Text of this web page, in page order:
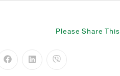
Please Share This